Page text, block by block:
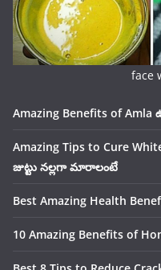
face
Amazing Benefits of
Amazing Tips to Cure
జుట్టు నల్లగా మారాలంటే
Best Amazing Health
10 Amazing Benefits of